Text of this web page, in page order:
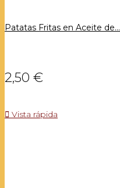
Patatas Fritas en Aceite de...
2,50 €
 Vista rápida